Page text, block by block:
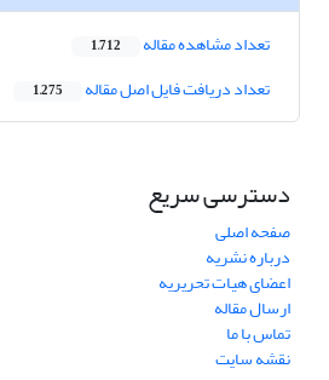
تعداد مشاهده مقاله 1,712
تعداد دریافت فایل اصل مقاله 1,275
دسترسی سریع
صفحه اصلی
درباره نشریه
اعضای هیات تحریریه
ارسال مقاله
تماس با ما
نقشه سایت